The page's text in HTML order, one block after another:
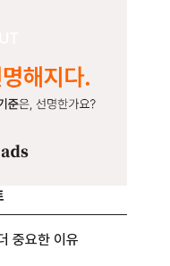
중요한 이유